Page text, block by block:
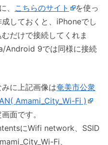
、 こちらのサイト
を使っ
しておくと、iPhoneでし
だけで接続してくれま
Android 9では同様に接続
に上記画像は奄美市公衆
Amami_City_Wi-Fi )
面です。
にWifi network、SSID
Fi、